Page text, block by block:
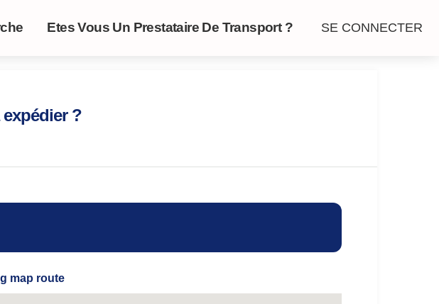
Etes Vous Un Prestataire De Transport ? SE CONNECTER
?
map route